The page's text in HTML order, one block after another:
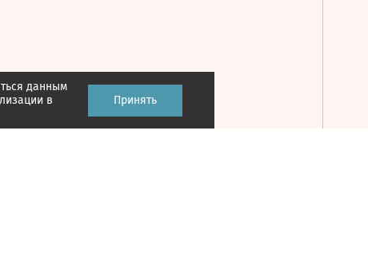
данным
в
Принять